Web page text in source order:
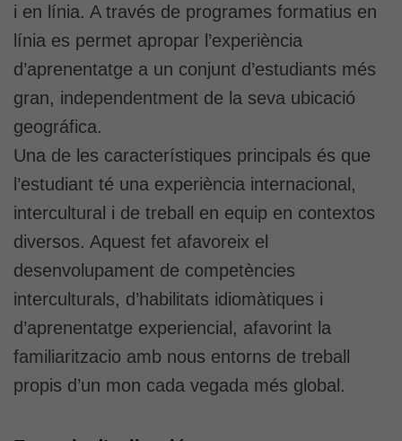
i en línia. A través de programes formatius en
línia es permet apropar l’experiència
d’aprenentatge a un conjunt d’estudiants més
gran, independentment de la seva ubicació
geográfica.
Una de les característiques principals és que
l’estudiant té una experiència internacional,
intercultural i de treball en equip en contextos
diversos. Aquest fet afavoreix el
desenvolupament de competències
interculturals, d’habilitats idiomàtiques i
d’aprenentatge experiencial, afavorint la
familiaritzacio amb nous entorns de treball
propis d’un mon cada vegada més global.